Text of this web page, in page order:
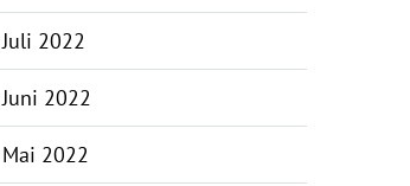
Juli 2022
Juni 2022
Mai 2022